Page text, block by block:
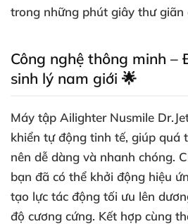
trong những phút giây thư giãn
Công nghệ thông minh –
sinh lý nam giới 🌟
Máy tập Ailighter Nusmile
khiển tự động tinh tế, giúp quá
nên dễ dàng và nhanh chóng.
bạn đã có thể khởi động hiệu
tạo lực tác động tối ưu lên
độ cương cứng. Kết hợp cùng